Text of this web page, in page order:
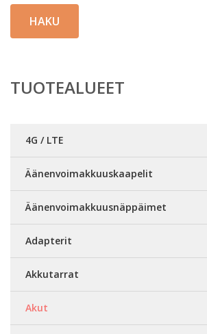
HAKU
TUOTEALUEET
4G / LTE
Äänenvoimakkuuskaapelit
Äänenvoimakkuusnäppäimet
Adapterit
Akkutarrat
Akut